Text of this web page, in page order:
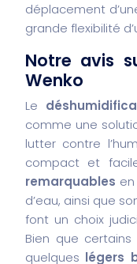
déplacement
grande flexibilité
Notre avis
Wenko
Le
comme une
lutter contre
compact et
remarquables
d’eau, ainsi que
font un choix
Bien que
quelques légers